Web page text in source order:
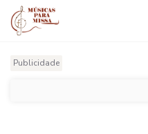
Publicidade